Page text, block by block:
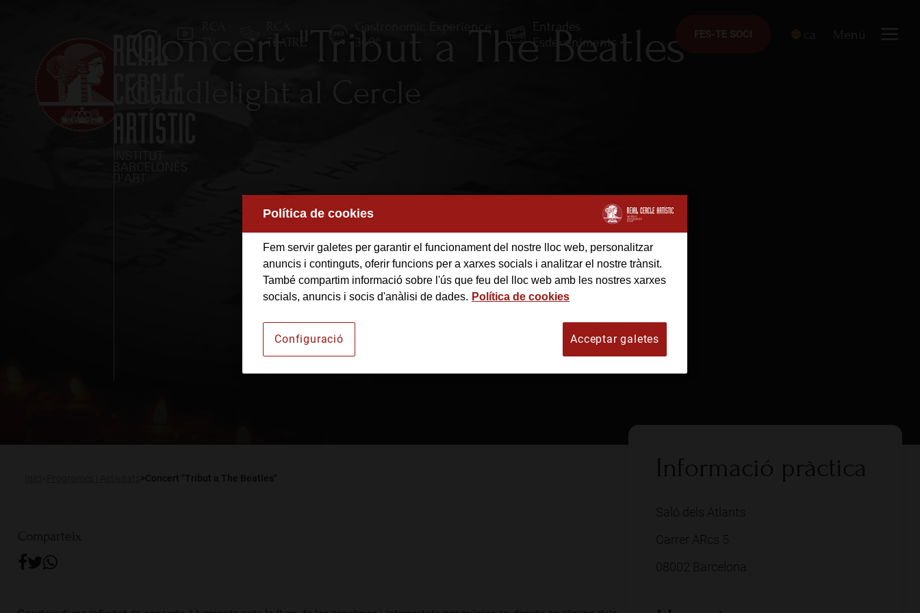
Entrades
Esdeveniments
ca Menú
FES-TE SOCI
Programes i Activitats
Institut Barcelonès d'Art
Lloguer d’espais
Actualitat
RCA Radio
Concert "Tribut a The Beatles"
Concert "Tribut a The Beatles"
Comparteix
Informació pràctica
Saló dels Atlants
Carrer ARcs 5
08002 Barcelona
Política de cookies
Fem servir galetes per garantir el funcionament del nostre lloc web, personalitzar
anuncis i continguts, oferir funcions per a xarxes socials i analitzar el nostre trànsit.
També compartim informació sobre l'ús que feu del lloc web amb les nostres xarxes
socials, anuncis i socis d'anàlisi de dades. Política de cookies
Acceptar galetes
Configuració